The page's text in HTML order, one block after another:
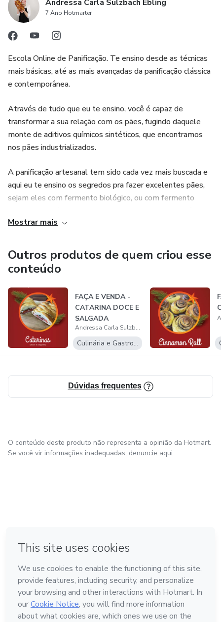
Andressa Carla Sulzbach Ebling
7 Ano Hotmarter
Escola Online de Panificação. Te ensino desde as técnicas
mais básicas, até as mais avançadas da panificação clássica
e contemporânea.
Através de tudo que eu te ensino, você é capaz de
transformar a sua relação com os pães, fugindo daquele
monte de aditivos químicos sintéticos, que encontramos
nos pães industrializados.
A panificação artesanal tem sido cada vez mais buscada e
aqui eu te ensino os segredos pra fazer excelentes pães,
sejam eles com fermento biológico, ou com fermento
fermentações, o fermento biológico se transforma em
comigo!
Mostrar mais
Outros produtos de quem criou esse
conteúdo
FAÇA E VENDA -
CATARINA DOCE E
SALGADA
Andressa Carla Sulzbach Ebling
Culinária e Gastronomia
Dúvidas frequentes
O conteúdo deste produto não representa a opinião da Hotmart.
Se você vir informações inadequadas, denuncie aqui
Feito com ❤ em Bogotá
Conheça a Hotmart